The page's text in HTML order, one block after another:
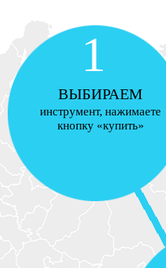
1
ВЫБИРАЕМ
инструмент, нажимаете
кнопку «купить»